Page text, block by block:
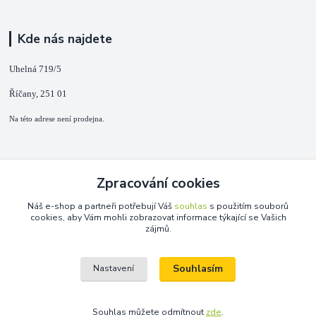
Kde nás najdete
Uhelná 719/5
Říčany, 251 01
Na této adrese není prodejna.
+420 725 889 873
(Po-Ne, 9-18 hod.)
Zpracování cookies
Náš e-shop a partneři potřebují Váš souhlas s použitím souborů
cookies, aby Vám mohli zobrazovat informace týkající se Vašich
zájmů.
Nastavení Souhlasím
Souhlas můžete odmítnout zde.